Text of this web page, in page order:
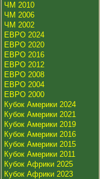
ЧМ 2010
ЧМ 2006
ЧМ 2002
ЕВРО 2024
ЕВРО 2020
ЕВРО 2016
ЕВРО 2012
ЕВРО 2008
ЕВРО 2004
ЕВРО 2000
Кубок Америки 2024
Кубок Америки 2021
Кубок Америки 2019
Кубок Америки 2016
Кубок Америки 2015
Кубок Америки 2011
Кубок Африки 2025
Кубок Африки 2023